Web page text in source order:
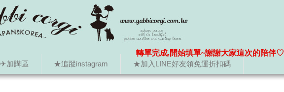
✈加購區 ★追蹤instagram ★加入LINE好友領免運折扣碼
轉單完成,開始填單~謝謝大家這次的陪伴♡